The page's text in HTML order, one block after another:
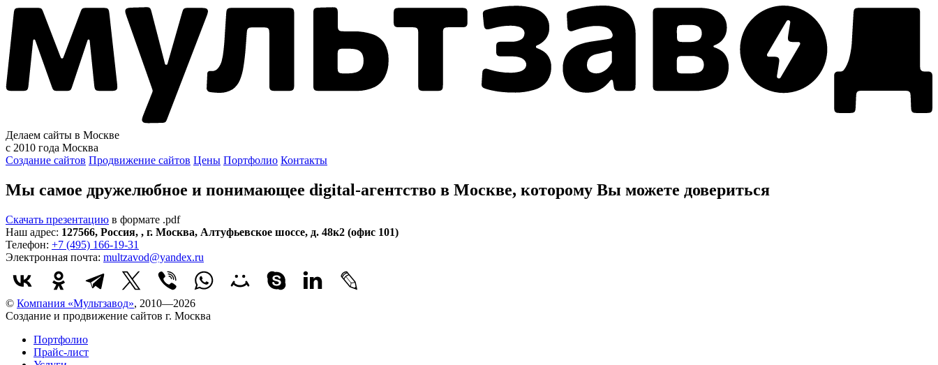
Делаем сайты в Москве
с 2010 года Москва
Создание сайтов Продвижение сайтов Цены Портфолио Контакты
Мы самое дружелюбное и понимающее digital-агентство в Москве, которому Вы можете довериться
Скачать презентацию в формате .pdf
Наш адрес: 127566, Россия, , г. Москва, Алтуфьевское шоссе, д. 48к2 (офис 101)
Телефон: +7 (495) 166-19-31
Электронная почта: multzavod@yandex.ru
© Компания «Мультзавод», 2010—2026
Создание и продвижение сайтов г. Москва
Портфолио
Прайс-лист